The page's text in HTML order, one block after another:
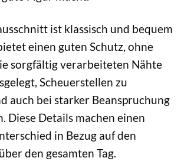
ist klassisch und bequem
einen guten Schutz, ohne
sorgfältig verarbeiteten Nähte
Scheuerstellen zu
auch bei starker Beanspruchung
Diese Details machen einen
in Bezug auf den
den gesamten Tag.